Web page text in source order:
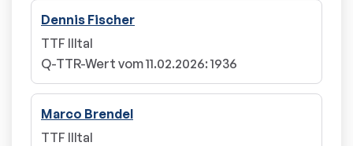
Dennis Fischer
TTF Illtal
Q-TTR-Wert vom 11.02.2026: 1936
Marco Brendel
TTF Illtal